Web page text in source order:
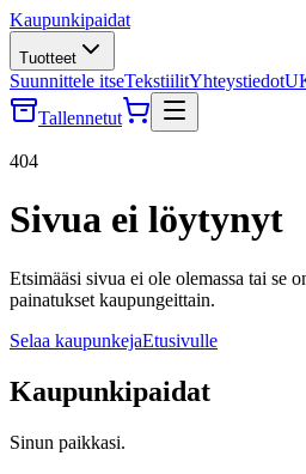
Kaupunkipaidat
Tuotteet
Suunnittele itseTekstiilitYhteystiedot
Tallennetut
404
Sivua ei löytynyt
Etsimääsi sivua ei ole olemassa tai se
painatukset kaupungeittain.
Selaa kaupunkejaEtusivulle
Kaupunkipaidat
Sinun paikkasi.